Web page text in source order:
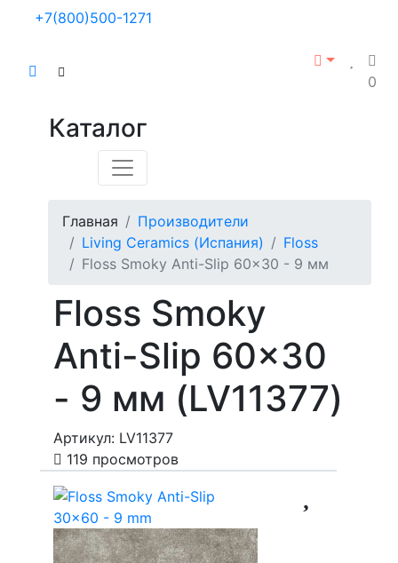
+7(800)500-1271
0
Каталог
Главная
Производители
Living Ceramics (Испания)
Floss
Floss Smoky Anti-Slip 60x30 - 9 мм
Floss Smoky
Anti-Slip 60x30
- 9 мм (LV11377)
Артикул: LV11377
119 просмотров